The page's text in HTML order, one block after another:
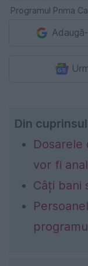
Programul Prima
Din
Dosarele
vor fi
Câți bani